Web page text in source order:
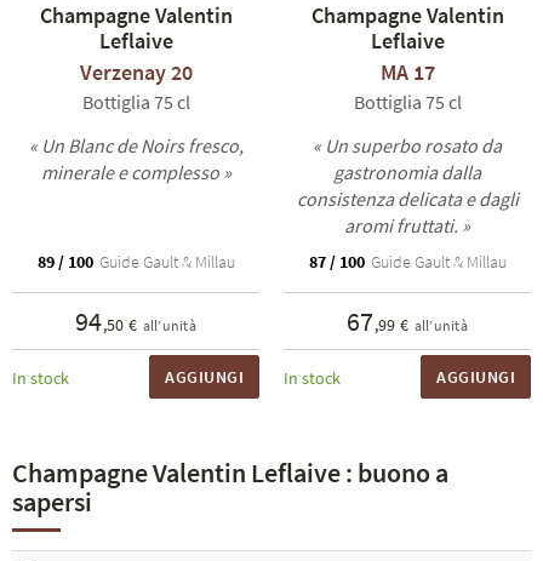
Champagne Valentin
Leflaive
Verzenay 20
Bottiglia 75 cl
« Un Blanc de Noirs fresco,
minerale e complesso »
89 / 100 Guide Gault & Millau
94,50 € all’unità
In stock AGGIUNGI
Champagne Valentin
Leflaive
MA 17
Bottiglia 75 cl
« Un superbo rosato da
gastronomia dalla
consistenza delicata e dagli
aromi fruttati. »
87 / 100 Guide Gault & Millau
67,99 € all’unità
In stock AGGIUNGI
Champagne Valentin Leflaive : buono a
sapersi